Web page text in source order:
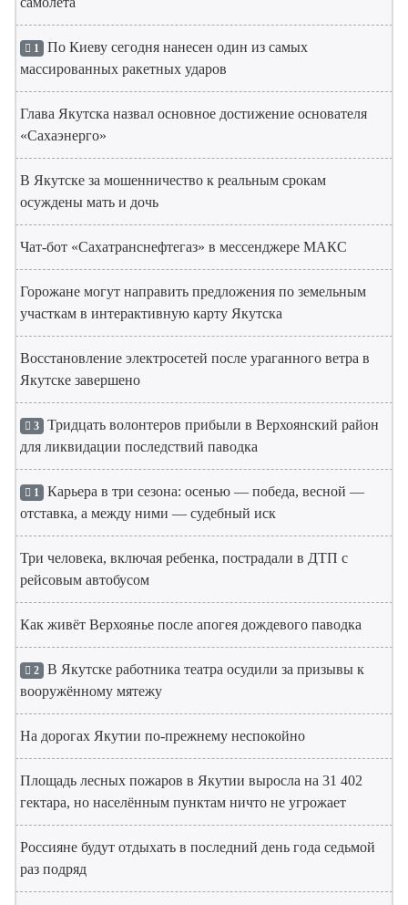
1 По Киеву сегодня нанесен один из самых
массированных ракетных ударов
Глава Якутска назвал основное достижение основателя
«Сахаэнерго»
В Якутске за мошенничество к реальным срокам
осуждены мать и дочь
Чат-бот «Сахатранснефтегаз» в мессенджере МАКС
Горожане могут направить предложения по земельным
участкам в интерактивную карту Якутска
Восстановление электросетей после ураганного ветра в
Якутске завершено
3 Тридцать волонтеров прибыли в Верхоянский район
для ликвидации последствий паводка
1 Карьера в три сезона: осенью — победа, весной —
отставка, а между ними — судебный иск
Три человека, включая ребенка, пострадали в ДТП с
рейсовым автобусом
Как живёт Верхоянье после апогея дождевого паводка
2 В Якутске работника театра осудили за призывы к
вооружённому мятежу
На дорогах Якутии по-прежнему неспокойно
Площадь лесных пожаров в Якутии выросла на 31 402
гектара, но населённым пунктам ничто не угрожает
Россияне будут отдыхать в последний день года седьмой
раз подряд